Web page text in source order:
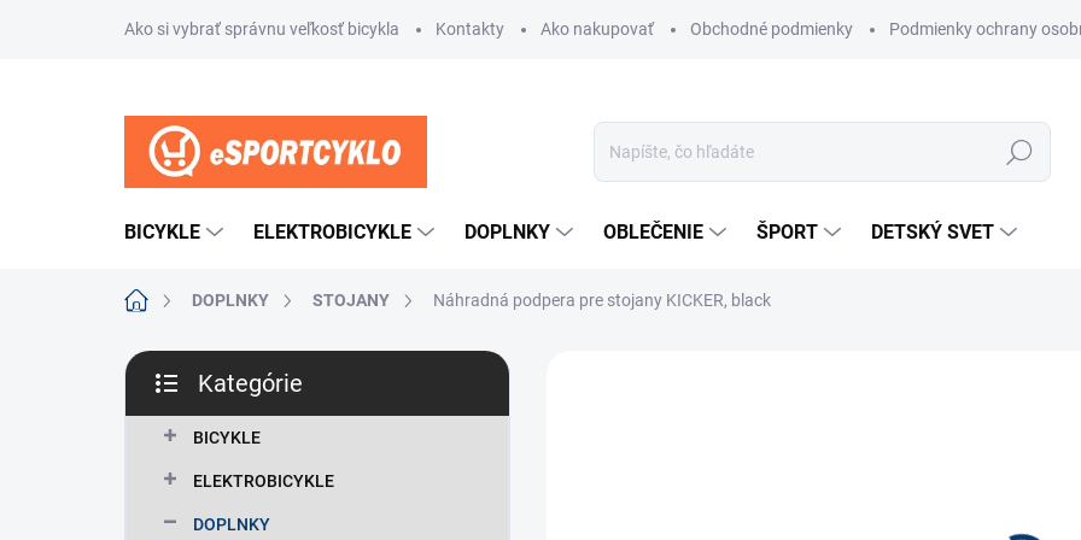
Ako si vybrať správnu veľkosť bicykla Kontakty Ako nakupovať Obchodné podmienky Podmienky ochrany
Hľadať
BICYKLE ELEKTROBICYKLE DOPLNKY OBLEČENIE ŠPORT DETSKÝ SVET
DomovDOPLNKY STOJANY Náhradná podpera pre stojany KICKER, black
B
č
kategórie
Kategórie
BICYKLE
ELEKTROBICYKLE
DOPLNKY